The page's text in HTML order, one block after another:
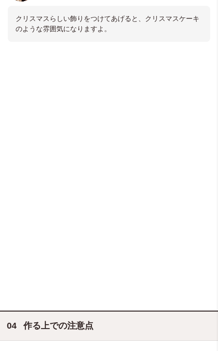
クリスマスらしい飾りをつけてあげると、クリスマスケーキ
のような雰囲気になりますよ。
作る上での注意点